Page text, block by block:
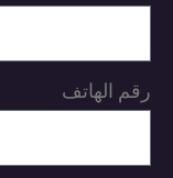
رقم الهاتف